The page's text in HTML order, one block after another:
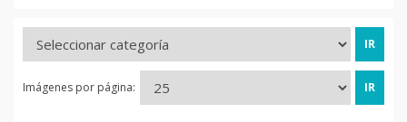
Imágenes por página: